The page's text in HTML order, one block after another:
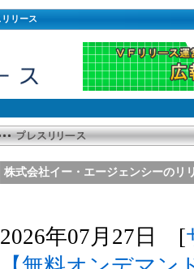
リース
株式会社イー・エージェンシーのリ
2026年07月27日 [